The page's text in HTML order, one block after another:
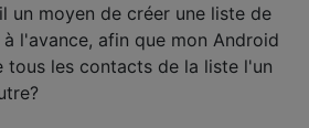
un moyen de créer une liste de
l'avance, afin que mon Android
tous les contacts de la liste l'un